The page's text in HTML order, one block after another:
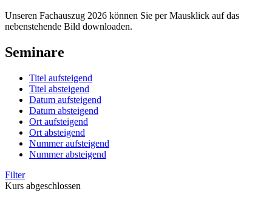
Unseren Fachauszug 2026 können Sie per Mausklick auf das
nebenstehende Bild downloaden.
Seminare
Titel aufsteigend
Titel absteigend
Datum aufsteigend
Datum absteigend
Ort aufsteigend
Ort absteigend
Nummer aufsteigend
Nummer absteigend
Filter
Kurs abgeschlossen